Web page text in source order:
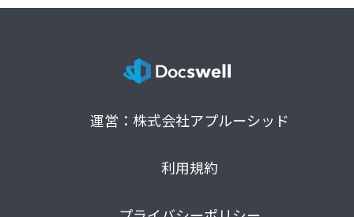
運営：株式会社アプルーシッド
利用規約